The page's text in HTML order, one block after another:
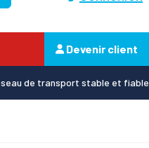
Devenir client
de transport stable et fiable